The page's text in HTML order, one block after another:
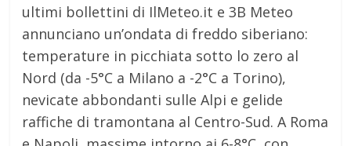
ultimi bollettini di IlMeteo.it e 3B Meteo
annunciano un’ondata di freddo siberiano:
temperature in picchiata sotto lo zero al
Nord (da -5°C a Milano a -2°C a Torino),
nevicate abbondanti sulle Alpi e gelide
raffiche di tramontana al Centro-Sud. A Roma